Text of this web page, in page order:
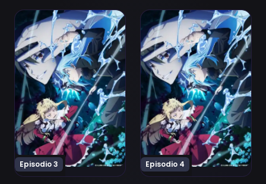
Episodio 3
Ver Tensei shitara Slime Datta Ken 4th Season
Episodio 4
Ver Tensei shitara Slime